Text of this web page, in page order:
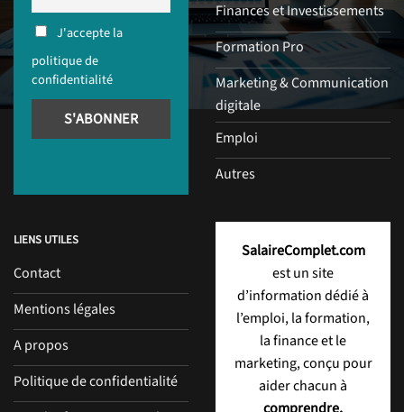
J'accepte la
politique de
confidentialité
Finances et Investissements
Formation Pro
Marketing & Communication
digitale
Emploi
Autres
LIENS UTILES
Contact
Mentions légales
A propos
Politique de confidentialité
SalaireComplet.com
est un site
d’information dédié à
l’emploi, la formation,
la finance et le
marketing, conçu pour
aider chacun à